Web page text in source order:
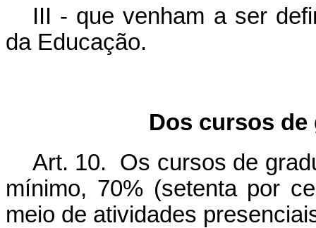
III - que venham a ser
da Educação.
Dos cursos
Art. 10. Os cursos de
mínimo, 70% (setenta por
meio de atividades